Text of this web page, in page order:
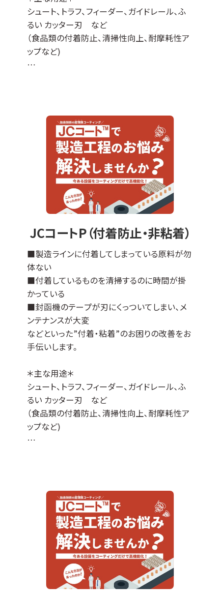
シュート、トラフ、フィーダー、ガイドレール、ふ
るい カッター刃 など
（食品類の付着防止、清掃性向上、耐摩耗性ア
ップなど)
『JCコートP』は撥水撥油性・非粘着性・防汚性
の機能があります。
※ DLCとは、ダイヤモンドライクカーボンの略
＊適応基材＊
ステンレスなどの導電性基材全般に対応可能
ですが、不向きなものもございます（亜鉛、銅な
も可能です。
その他の母材につきましては、ご相談ください
ませ。
JCコートP（付着防止・非粘着）
■製造ラインに付着してしまっている原料が勿
体ない
■付着しているものを清掃するのに時間が掛
かっている
■封函機のテープが刃にくっついてしまい、メ
ンテナンスが大変
などといった”付着・粘着”のお困りの改善をお
手伝いします。
＊主な用途＊
シュート、トラフ、フィーダー、ガイドレール、ふ
るい カッター刃 など
（食品類の付着防止、清掃性向上、耐摩耗性ア
ップなど)
『JCコートP』は撥水撥油性・非粘着性・防汚性
の機能があります。
※ DLCとは、ダイヤモンドライクカーボンの略
＊適応基材＊
ステンレスなどの導電性基材全般に対応可能
ですが、不向きなものもございます（亜鉛、銅な